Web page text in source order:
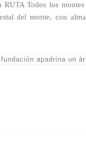
Todos los montes
del monte, con
fundación apadrina un